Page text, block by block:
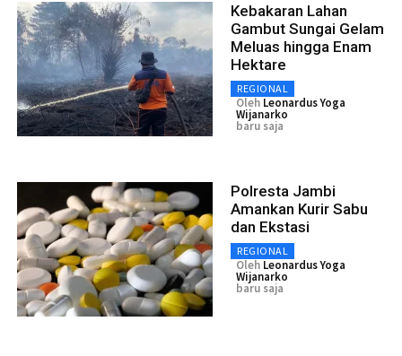
Kebakaran Lahan
Gambut Sungai Gelam
Meluas hingga Enam
Hektare
REGIONAL
Oleh Leonardus Yoga
Wijanarko
baru saja
Polresta Jambi
Amankan Kurir Sabu
dan Ekstasi
REGIONAL
Oleh Leonardus Yoga
Wijanarko
baru saja